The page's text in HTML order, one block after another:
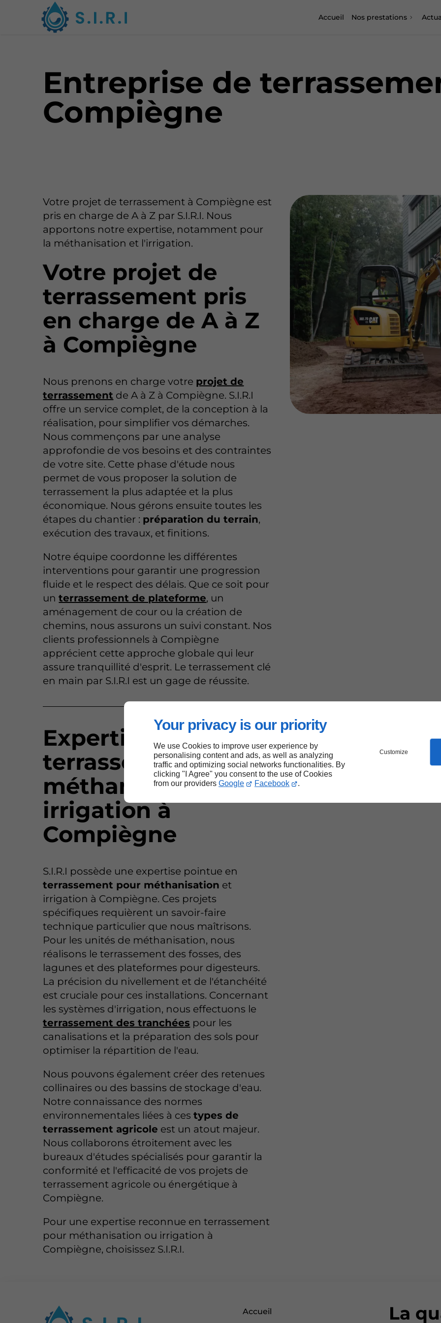
Your privacy is our priority
We use Cookies to improve user experience by
personalising content and ads, as well as analyzing
traffic and optimizing social networks functionalities. By
clicking "I Agree" you consent to the use of Cookies
from our providers Google Facebook .
Customize
Accueil Nos prestations
Entreprise de
Compiègne
Votre projet de terrassement à Compiègne est
pris en charge de A à Z par S.I.R.I. Nous
apportons notre expertise, notamment pour
la méthanisation et l'irrigation.
Votre projet de
terrassement pris
en charge de A à Z
à Compiègne
Nous prenons en charge votre projet de
terrassement de A à Z à Compiègne. S.I.R.I
offre un service complet, de la conception à la
réalisation, pour simplifier vos démarches.
Nous commençons par une analyse
approfondie de vos besoins et des contraintes
de votre site. Cette phase d'étude nous
permet de vous proposer la solution de
terrassement la plus adaptée et la plus
économique. Nous gérons ensuite toutes les
étapes du chantier : préparation du terrain,
exécution des travaux, et finitions.
Notre équipe coordonne les différentes
interventions pour garantir une progression
fluide et le respect des délais. Que ce soit pour
unterrassement de plateforme, un
aménagement de cour ou la création de
chemins, nous assurons un suivi constant. Nos
clients professionnels à Compiègne
apprécient cette approche globale qui leur
assure tranquillité d'esprit. Le terrassement clé
en main par S.I.R.I est un gage de réussite.
Expertise en
terrassement pour
méthanisation et
irrigation à
Compiègne
S.I.R.I possède une expertise pointue en
terrassement pour méthanisation et
irrigation à Compiègne. Ces projets
spécifiques requièrent un savoir-faire
technique particulier que nous maîtrisons.
Pour les unités de méthanisation, nous
réalisons le terrassement des fosses, des
lagunes et des plateformes pour digesteurs.
La précision du nivellement et de l'étanchéité
est cruciale pour ces installations. Concernant
les systèmes d'irrigation, nous effectuons le
terrassement des tranchées pour les
canalisations et la préparation des sols pour
optimiser la répartition de l'eau.
Nous pouvons également créer des retenues
collinaires ou des bassins de stockage d'eau.
Notre connaissance des normes
environnementales liées à cestypes de
terrassement agricole est un atout majeur.
Nous collaborons étroitement avec les
bureaux d'études spécialisés pour garantir la
conformité et l'efficacité de vos projets de
terrassement agricole ou énergétique à
Compiègne.
Pour une expertise reconnue en terrassement
pour méthanisation ou irrigation à
Compiègne, choisissez S.I.R.I.
Accueil
La